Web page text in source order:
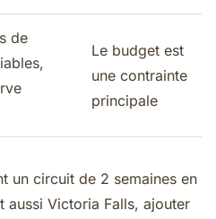
de
Le budget est
une contrainte
principale
un circuit de 2 semaines en
aussi Victoria Falls, ajouter